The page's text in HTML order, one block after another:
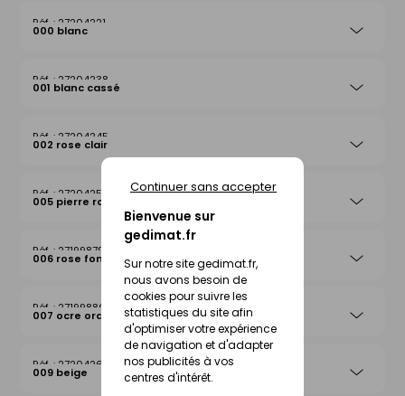
Bienvenue sur
gedimat.fr
Sur notre site gedimat.fr,
nous avons besoin de
cookies pour suivre les
statistiques du site afin
d'optimiser votre expérience
de navigation et d'adapter
nos publicités à vos
centres d'intérêt.
Continuer sans accepter
27204221
000 blanc
27204238
001 blanc cassé
27204245
002 rose clair
27204252
005 pierre rosée
27199879
006 rose foncé
27199886
007 ocre orange
27204269
009 beige